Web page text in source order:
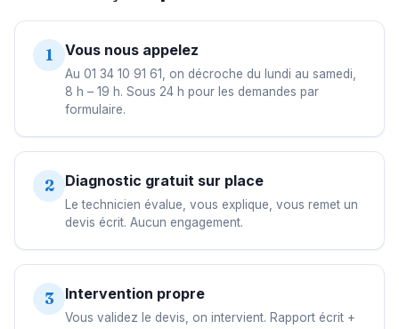
1 Vous nous appelez
Au 01 34 10 91 61, on décroche du lundi au samedi,
8 h – 19 h. Sous 24 h pour les demandes par
formulaire.
2 Diagnostic gratuit sur place
Le technicien évalue, vous explique, vous remet un
devis écrit. Aucun engagement.
3 Intervention propre
Vous validez le devis, on intervient. Rapport écrit +